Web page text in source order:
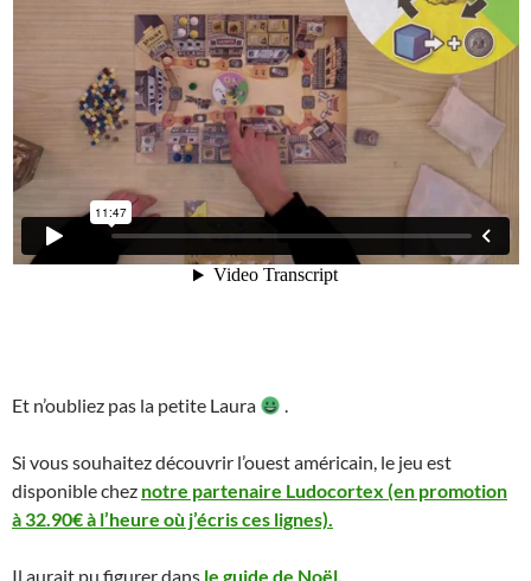
Et n’oubliez pas la petite Laura .
Si vous souhaitez découvrir l’ouest américain, le jeu est
disponible chez notre partenaire Ludocortex (en promotion
à 32.90€ à l’heure où j’écris ces lignes).
Il aurait pu figurer dans le guide de Noël.